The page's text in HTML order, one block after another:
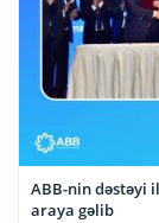
ABB-nin dəstəyi ilə
araya gəlib